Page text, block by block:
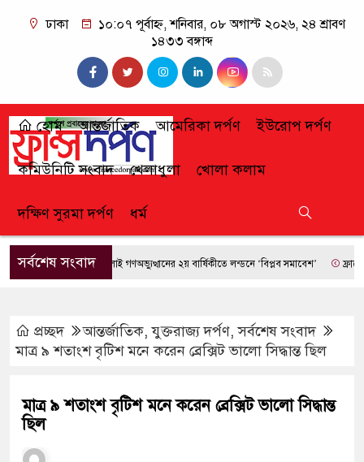
ঢাকা
১০:০৭ পূর্বাহ্ন, শনিবার, ০৮ অগাস্ট ২০২৬, ২৪ শ্রাবণ
১৪৩৩ বঙ্গাব্দ
হোম আন্তর্জাতিক আমেরিকা দর্পণ ইউরোপ দর্পণ
কমিউনিটি সংবাদ খেলাধুলা খোলা কলাম
দক্ষিণ সুরমা দর্পণ ধর্ম
সর্বশেষ সংবাদজুলাই গণঅভ্যুত্থানের ২য় বার্ষিকীতে লন্ডনে ‘বিপ্লব সমাবেশ’ ফ্রান্সে
প্রচ্ছদ আন্তর্জাতিক,যুক্তরাজ্য দর্পণ,সর্বশেষ সংবাদ
মাত্র ৯ শতাংশ বৃটিশ মনে করেন ব্রেক্সিট ভালো সিদ্ধান্ত ছিল
মাত্র ৯ শতাংশ বৃটিশ মনে করেন ব্রেক্সিট ভালো সিদ্ধান্ত
ছিল